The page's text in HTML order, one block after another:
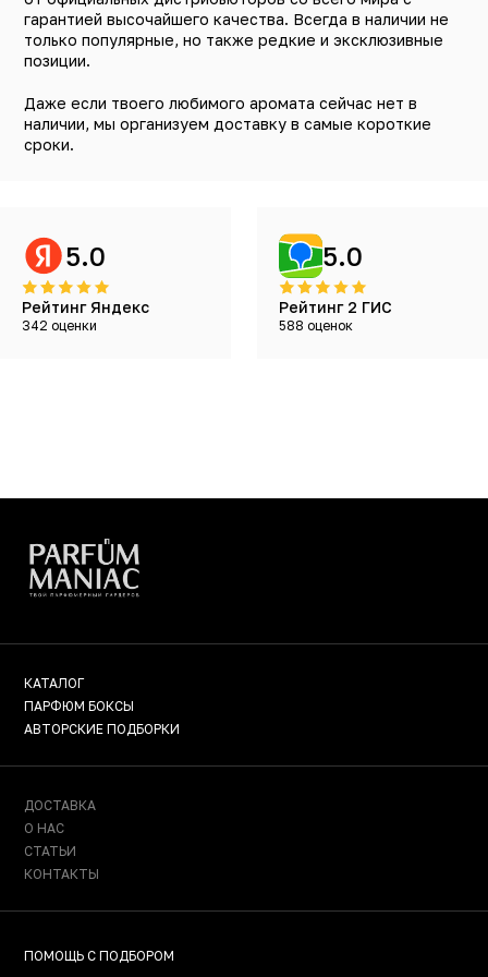
гарантией высочайшего качества. Всегда в наличии не
только популярные, но также редкие и эксклюзивные
позиции.
Даже если твоего любимого аромата сейчас нет в
наличии, мы организуем доставку в самые короткие
сроки.
5.0
Рейтинг Яндекс
342 оценки
5.0
Рейтинг 2 ГИС
588 оценок
КАТАЛОГ
ПАРФЮМ БОКСЫ
АВТОРСКИЕ ПОДБОРКИ
ДОСТАВКА
О НАС
СТАТЬИ
КОНТАКТЫ
ПОМОЩЬ С ПОДБОРОМ